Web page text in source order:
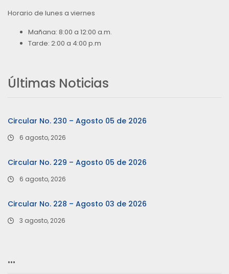
Horario de lunes a viernes
Mañana: 8:00 a 12:00 a.m.
Tarde: 2:00 a 4:00 p.m
Últimas Noticias
Circular No. 230 – Agosto 05 de 2026
6 agosto, 2026
Circular No. 229 – Agosto 05 de 2026
6 agosto, 2026
Circular No. 228 – Agosto 03 de 2026
3 agosto, 2026
…